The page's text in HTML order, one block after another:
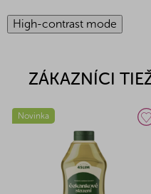
High-contrast mode
ZÁKAZNÍCI
Novinka